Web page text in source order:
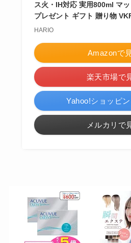
ス火・IH対応 実用800ml マ
プレゼント ギフト 贈り物
HARIO
Amazonで
楽天市場で
Yahoo!ショッピ
メルカリで